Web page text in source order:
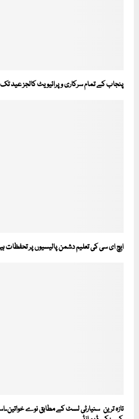
پنجاب کے تمام سرکاری و پرائیویٹ کالجز عید
ایچ ای سی کی تعلیم دشمن پالیسیوں پر تحفظات
تازہ ترین سنیارٹی لسٹ کے مطابق نوے